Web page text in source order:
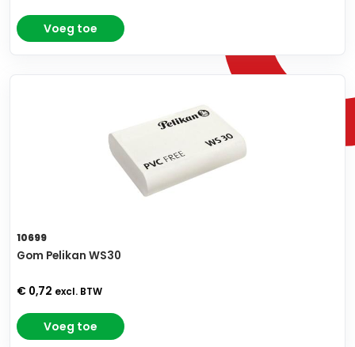
Voeg toe
10699
Gom Pelikan WS30
€ 0,72 excl. BTW
Voeg toe